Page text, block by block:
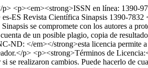
<p><em><strong>ISSN en línea: 1390-
es-ES Revista Científica Sinapsis 1390-7832
se compromete con los autores a
de un posible plagio, copia de
ND: </em></strong>esta licencia permite
p> <p><strong>Términos de
realizaron cambios. Puede hacerlo de